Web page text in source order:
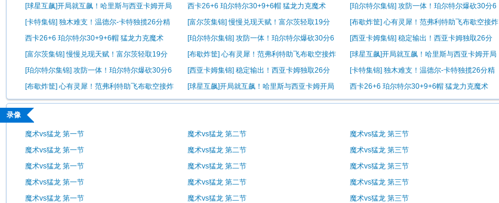
精彩集锦
彩集锦
精彩集锦
[球星互飙]开局就互飙！哈里斯与西亚卡姆开局
对扔三分
西卡26+6 珀尔特尔30+9+6帽 猛龙力克魔术
[珀尔特尔集锦] 攻防一体！珀尔特尔爆砍30分6
帽
[卡特集锦] 独木难支！温德尔-卡特独揽26分精
彩集锦
[富尔茨集锦] 慢慢兑现天赋！富尔茨轻取19分
精彩集锦
[布歇炸筐] 心有灵犀！范弗利特助飞布歇空接炸
筐
西卡26+6 珀尔特尔30+9+6帽 猛龙力克魔术
[珀尔特尔集锦] 攻防一体！珀尔特尔爆砍30分6
帽
[西亚卡姆集锦] 稳定输出！西亚卡姆独取26分
精彩集锦
[富尔茨集锦] 慢慢兑现天赋！富尔茨轻取19分
精彩集锦
[布歇炸筐] 心有灵犀！范弗利特助飞布歇空接炸
筐
[球星互飙]开局就互飙！哈里斯与西亚卡姆开局
对扔三分
[珀尔特尔集锦] 攻防一体！珀尔特尔爆砍30分6
帽
[西亚卡姆集锦] 稳定输出！西亚卡姆独取26分
精彩集锦
[卡特集锦] 独木难支！温德尔-卡特独揽26分精
彩集锦
[布歇炸筐] 心有灵犀！范弗利特助飞布歇空接炸
筐
[球星互飙]开局就互飙！哈里斯与西亚卡姆开局
对扔三分
西卡26+6 珀尔特尔30+9+6帽 猛龙力克魔术
录像
魔术vs猛龙 第一节 魔术vs猛龙 第二节 魔术vs猛龙 第三节
魔术vs猛龙 第一节
魔术vs猛龙 第二节 魔术vs猛龙 第三节
魔术vs猛龙 第一节
魔术vs猛龙 第二节 魔术vs猛龙 第三节
魔术vs猛龙 第一节
魔术vs猛龙 第二节 魔术vs猛龙 第三节
魔术vs猛龙 第一节
魔术vs猛龙 第二节 魔术vs猛龙 第三节